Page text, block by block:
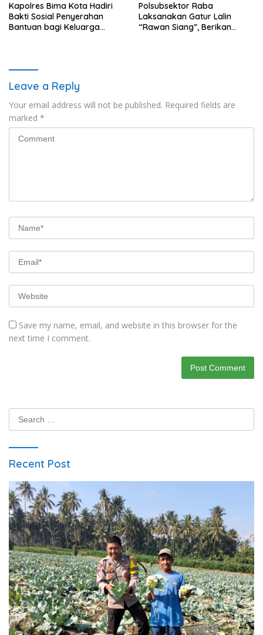
Kapolres Bima Kota Hadiri
Bakti Sosial Penyerahan
Bantuan bagi Keluarga
Polsubsektor Raba
Laksanakan Gatur Lalin
“Rawan Siang”, Berikan
Leave a Reply
Your email address will not be published. Required fields are
marked *
Save my name, email, and website in this browser for the
next time I comment.
Search
for:
Recent Post